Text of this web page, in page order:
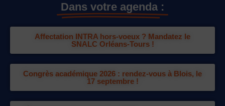
Dans votre agenda :
Affectation INTRA hors-voeux ? Mandatez le
SNALC Orléans-Tours !
Congrès académique 2026 : rendez-vous à Blois, le
17 septembre !